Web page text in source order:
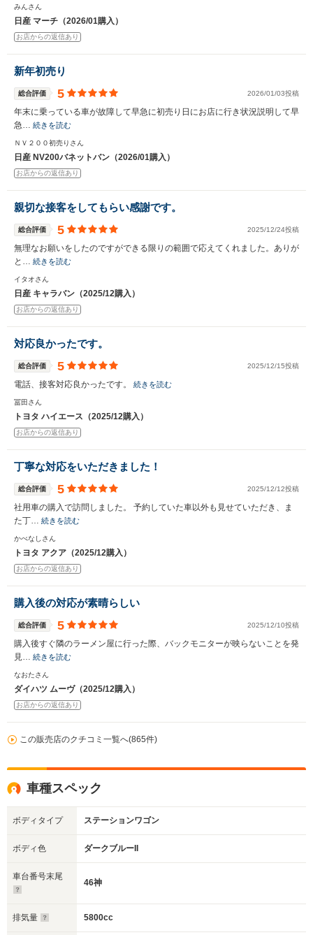
みんさん
日産 マーチ（2026/01購入）
お店からの返信あり
新年初売り
総合評価 5 2026/01/03投稿
年末に乗っている車が故障して早急に初売り日にお店に行き状況説明して早
急… 続きを読む
ＮＶ２００初売りさん
日産 NV200バネットバン（2026/01購入）
お店からの返信あり
親切な接客をしてもらい感謝です。
総合評価 5 2025/12/24投稿
無理なお願いをしたのですができる限りの範囲で応えてくれました。ありが
と… 続きを読む
イタオさん
日産 キャラバン（2025/12購入）
お店からの返信あり
対応良かったです。
総合評価 5 2025/12/15投稿
電話、接客対応良かったです。 続きを読む
冨田さん
トヨタ ハイエース（2025/12購入）
お店からの返信あり
丁寧な対応をいただきました！
総合評価 5 2025/12/12投稿
社用車の購入で訪問しました。 予約していた車以外も見せていただき、ま
た丁… 続きを読む
かべなしさん
トヨタ アクア（2025/12購入）
お店からの返信あり
購入後の対応が素晴らしい
総合評価 5 2025/12/10投稿
購入後すぐ隣のラーメン屋に行った際、バックモニターが映らないことを発
見… 続きを読む
なおたさん
ダイハツ ムーヴ（2025/12購入）
お店からの返信あり
この販売店のクチコミ一覧へ(865件)
車種スペック
ボディタイプ ステーションワゴン
ボディ色 ダークブルーII
車台番号末尾
46神
排気量 5800cc